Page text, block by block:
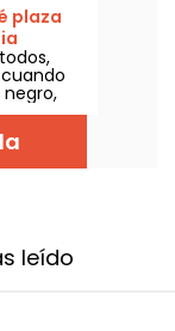
todo!
plaza
¿dónde
leído